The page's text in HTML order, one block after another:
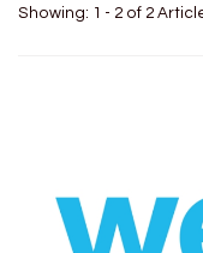
Showing: 1 - 2 of 2